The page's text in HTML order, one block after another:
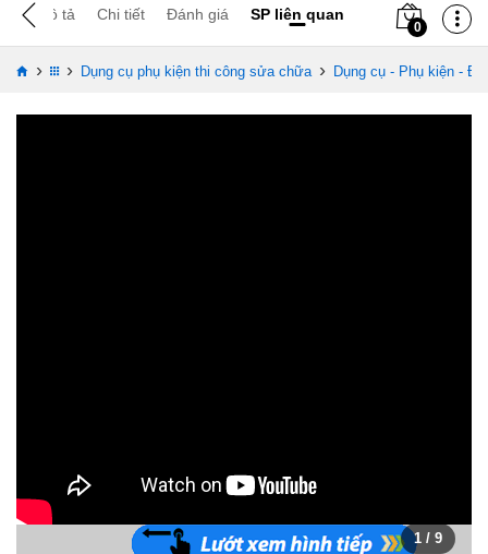
Mô tả Chi tiết Đánh giá SP liên quan
0
› › Dụng cụ phụ kiện thi công sửa chữa › Dụng cụ - Phụ kiện - Đo
1 / 9